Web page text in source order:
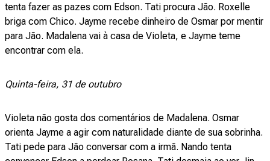
tenta fazer as pazes com Edson. Tati procura Jão. Roxelle
briga com Chico. Jayme recebe dinheiro de Osmar por mentir
para Jão. Madalena vai à casa de Violeta, e Jayme teme
encontrar com ela.
Quinta-feira, 31 de outubro
Violeta não gosta dos comentários de Madalena. Osmar
orienta Jayme a agir com naturalidade diante de sua sobrinha.
Tati pede para Jão conversar com a irmã. Nando tenta